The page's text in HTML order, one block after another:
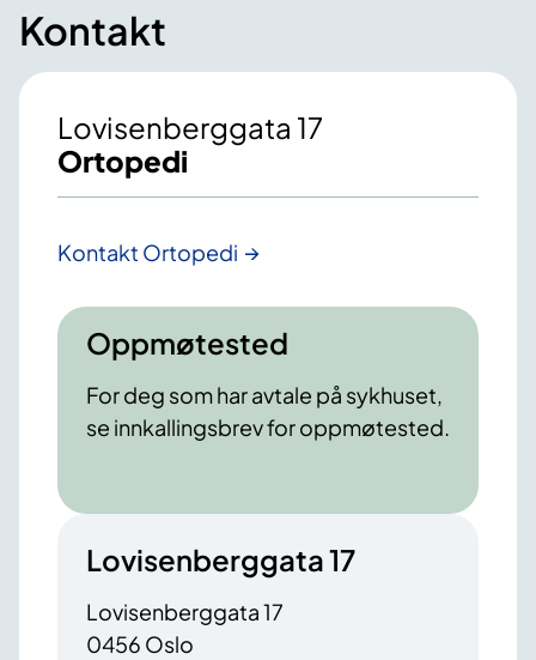
Kontakt
Lovisenberggata 17
Ortopedi
Kontakt Ortopedi
Oppmøtested
For deg som har avtale på sykhuset,
se innkallingsbrev for oppmøtested.
Lovisenberggata 17
Lovisenberggata 17
0456 Oslo